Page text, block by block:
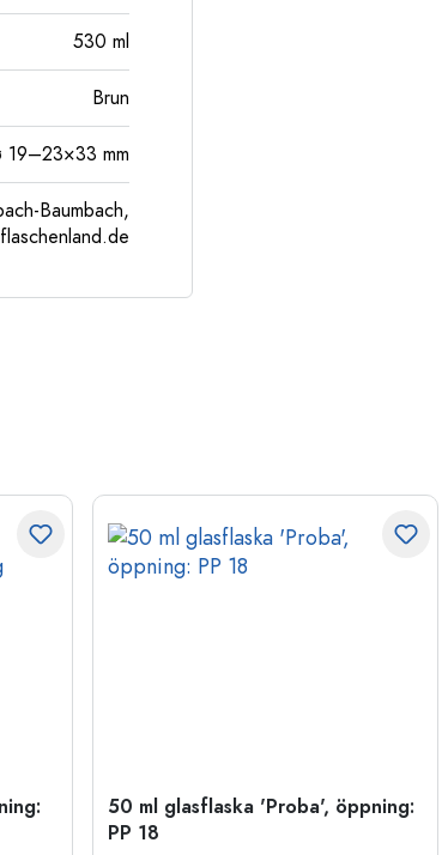
530 ml
Brun
19–23×33 mm
Baumbach,
50 ml glasflaska 'Proba', öppning:
PP 18